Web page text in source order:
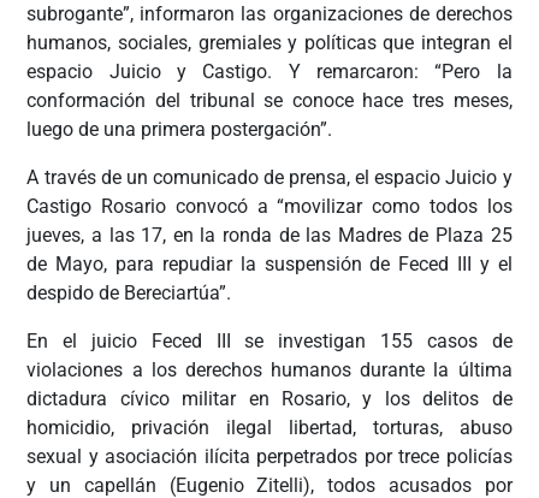
subrogante”, informaron las organizaciones de derechos
humanos, sociales, gremiales y políticas que integran el
espacio Juicio y Castigo. Y remarcaron: “Pero la
conformación del tribunal se conoce hace tres meses,
luego de una primera postergación”.
A través de un comunicado de prensa, el espacio Juicio y
Castigo Rosario convocó a “movilizar como todos los
jueves, a las 17, en la ronda de las Madres de Plaza 25
de Mayo, para repudiar la suspensión de Feced III y el
despido de Bereciartúa”.
En el juicio Feced III se investigan 155 casos de
violaciones a los derechos humanos durante la última
dictadura cívico militar en Rosario, y los delitos de
homicidio, privación ilegal libertad, torturas, abuso
sexual y asociación ilícita perpetrados por trece policías
y un capellán (Eugenio Zitelli), todos acusados por